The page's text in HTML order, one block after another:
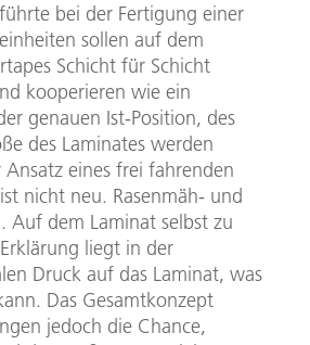
bei der Fertigung einer
sollen auf dem
Schicht für Schicht
kooperieren wie ein
genauen Ist-Position, des
des Laminates werden
eines frei fahrenden
nicht neu. Rasenmäh- und
Auf dem Laminat selbst zu
liegt in der
Druck auf das Laminat, was
Das Gesamtkonzept
jedoch die Chance,